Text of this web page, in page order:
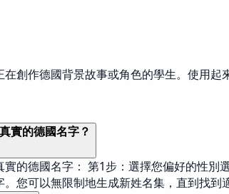
創作德國背景故事或角色的學生。使用
實的德國名字？
的德國名字： 第1步：選擇您偏好的性別
您可以無限制地生成新姓名集，直到找到